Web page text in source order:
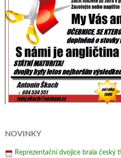
NOVINKY
Reprezentační dvojice brala český